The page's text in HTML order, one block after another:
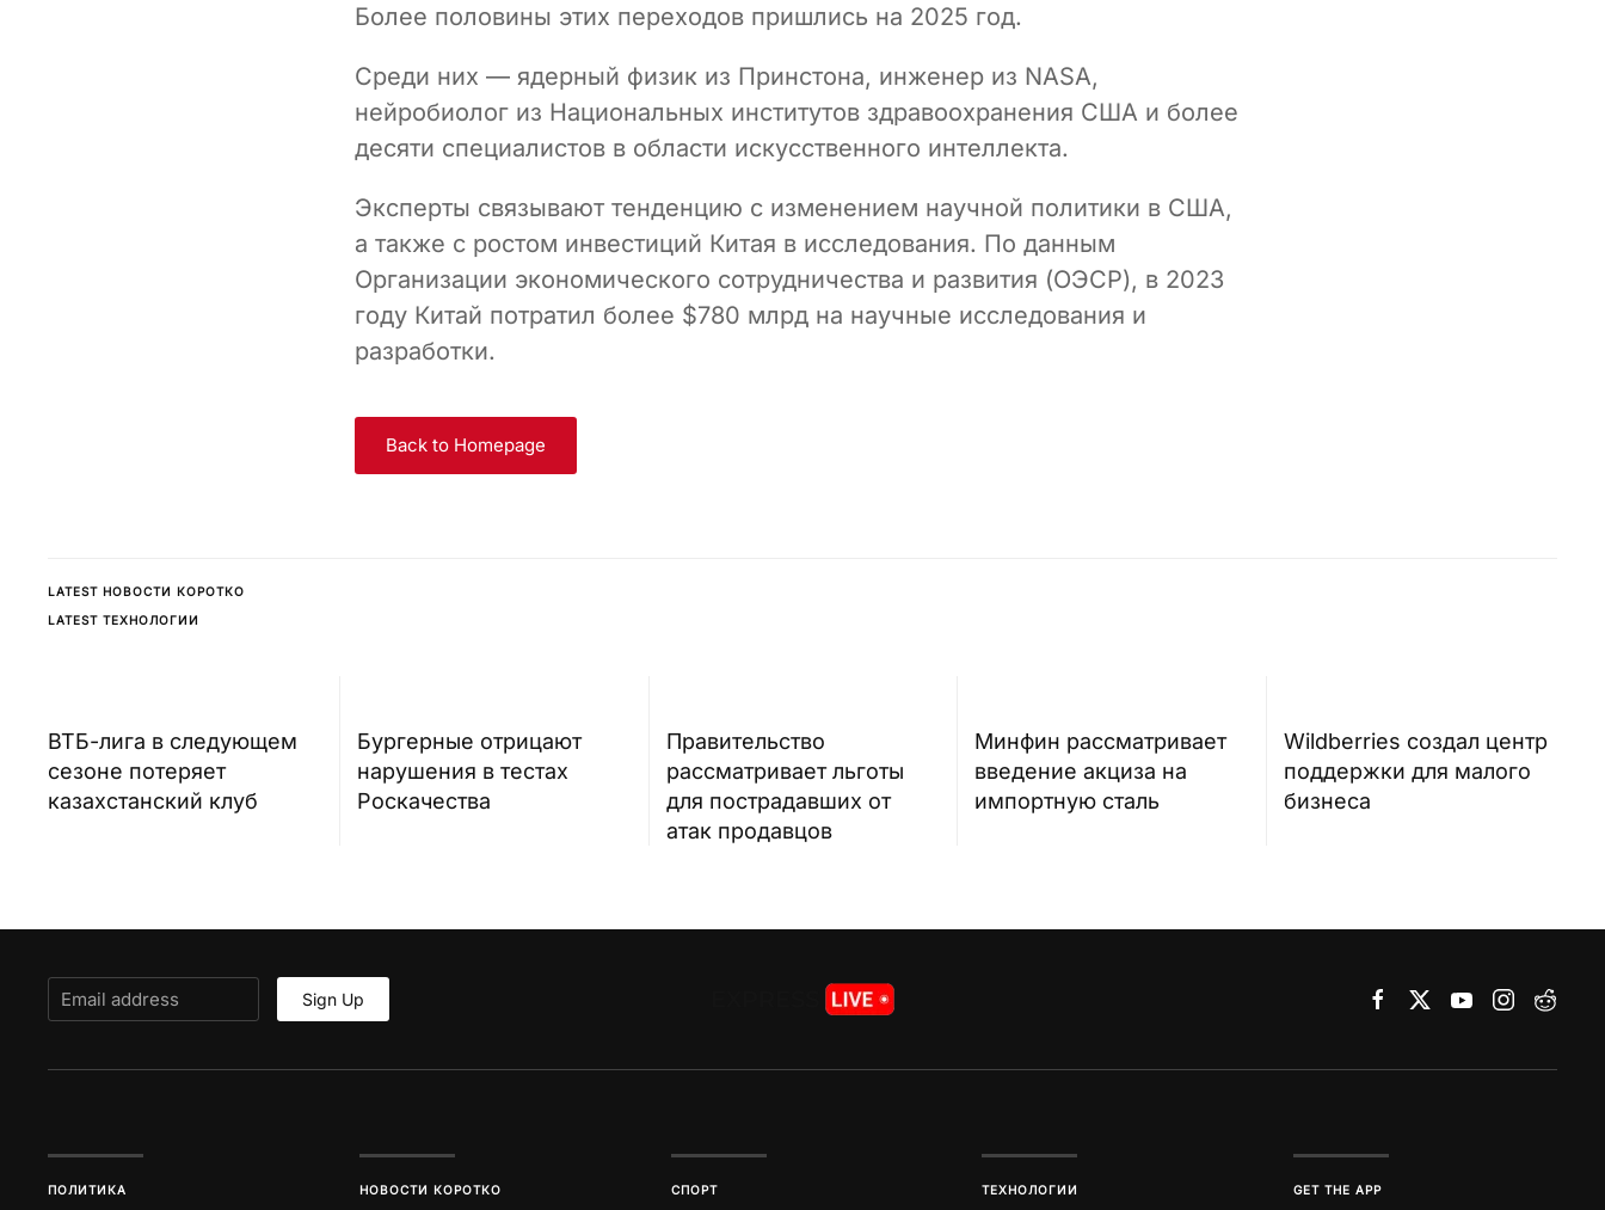
Более половины этих переходов пришлись на 2025 год.
Среди них — ядерный физик из Принстона, инженер из NASA,
нейробиолог из Национальных институтов здравоохранения США и более
десяти специалистов в области искусственного интеллекта.
Эксперты связывают тенденцию с изменением научной политики в США,
а также с ростом инвестиций Китая в исследования. По данным
Организации экономического сотрудничества и развития (ОЭСР), в 2023
году Китай потратил более $780 млрд на научные исследования и
разработки.
Back to Homepage
LATEST НОВОСТИ КОРОТКО
LATEST ТЕХНОЛОГИИ
ВТБ-лига в следующем
сезоне потеряет
казахстанский клуб
Бургерные отрицают
нарушения в тестах
Роскачества
Правительство
рассматривает льготы
для пострадавших от
атак продавцов
Минфин рассматривает
введение акциза на
импортную сталь
Wildberries создал центр
поддержки для малого
бизнеса
Sign Up
ПОЛИТИКА НОВОСТИ КОРОТКО СПОРТ ТЕХНОЛОГИИ GET THE APP